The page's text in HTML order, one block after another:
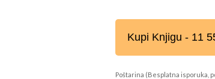
Kupi Knjigu - 11
Poštarina (Besplatna isporuka,